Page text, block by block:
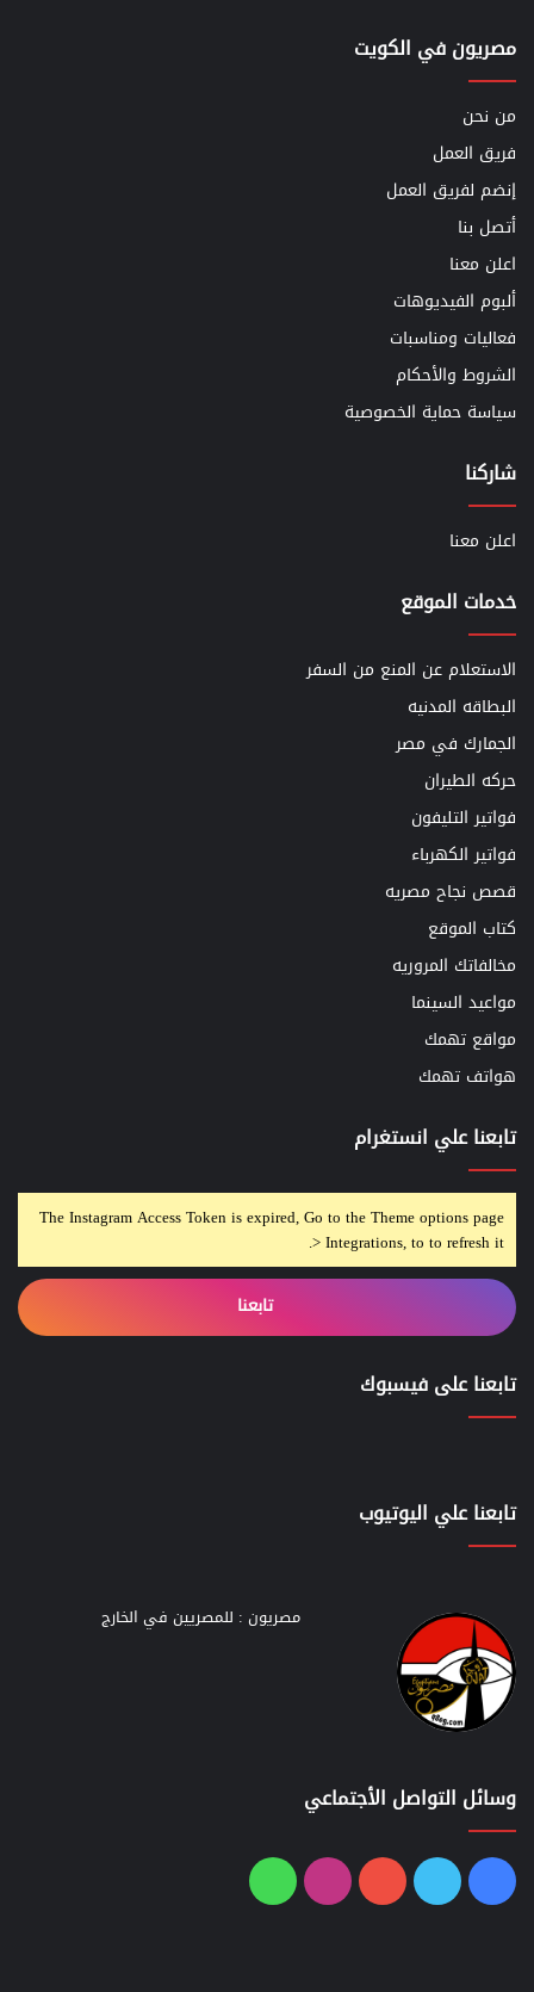
مصريون في الكويت
من نحن
فريق العمل
إنضم لفريق العمل
أتصل بنا
اعلن معنا
ألبوم الفيديوهات
فعاليات ومناسبات
الشروط والأحكام
سياسة حماية الخصوصية
شاركنا
اعلن معنا
خدمات الموقع
الاستعلام عن المنع من السفر
البطاقه المدنيه
الجمارك في مصر
حركه الطيران
فواتير التليفون
فواتير الكهرباء
قصص نجاح مصريه
كتاب الموقع
مخالفاتك المروريه
مواعيد السينما
مواقع تهمك
هواتف تهمك
تابعنا علي انستغرام
The Instagram Access Token is expired, Go to the Theme options page
> Integrations, to to refresh it.
تابعنا
تابعنا على فيسبوك
تابعنا علي اليوتيوب
مصريون : للمصريين في الخارج
وسائل التواصل الأجتماعي
فيسبوك
تويتر يوتيوبانستقرامواتساب